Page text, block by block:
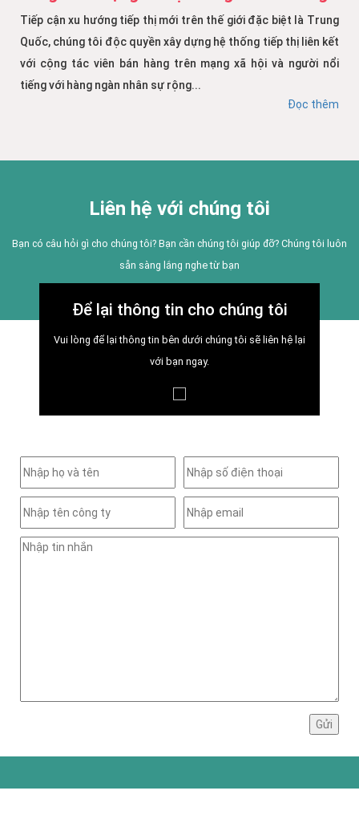
Tiếp cận xu hướng tiếp thị mới trên thế giới đặc biệt là Trung
Quốc, chúng tôi độc quyền xây dựng hệ thống tiếp thị liên kết
với cộng tác viên bán hàng trên mạng xã hội và người nổi
tiếng với hàng ngàn nhân sự rộng...
Đọc thêm
Liên hệ với chúng tôi
Bạn có câu hỏi gì cho chúng tôi? Bạn cần chúng tôi giúp đỡ? Chúng tôi luôn
sẵn sàng lắng nghe từ bạn
Để lại thông tin cho chúng tôi
Vui lòng để lại thông tin bên dưới chúng tôi sẽ liên hệ lại
với bạn ngay.